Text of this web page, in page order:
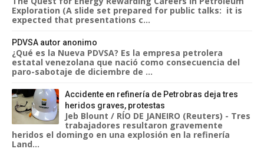
Exploration (A slide set prepared for public talks: it is
expected that presentations c...
PDVSA autor anonimo
¿Qué es la Nueva PDVSA? Es la empresa petrolera
estatal venezolana que nació como consecuencia del
paro-sabotaje de diciembre de ...
Accidente en refinería de Petrobras deja tres
heridos graves, protestas
Jeb Blount / RÍO DE JANEIRO (Reuters) - Tres
trabajadores resultaron gravemente
heridos el domingo en una explosión en la refinería
Land...